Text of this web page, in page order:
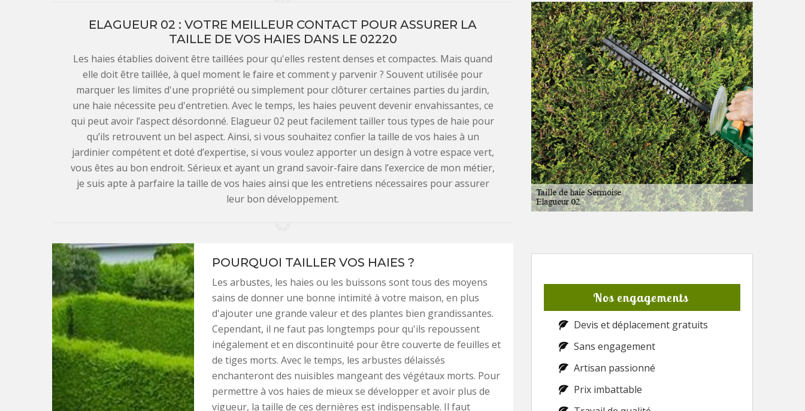
ELAGUEUR 02 : VOTRE MEILLEUR CONTACT POUR ASSURER LA
TAILLE DE VOS HAIES DANS LE 02220
Les haies établies doivent être taillées pour qu'elles restent denses et compactes. Mais quand
elle doit être taillée, à quel moment le faire et comment y parvenir ? Souvent utilisée pour
marquer les limites d'une propriété ou simplement pour clôturer certaines parties du jardin,
une haie nécessite peu d'entretien. Avec le temps, les haies peuvent devenir envahissantes, ce
qui peut avoir l’aspect désordonné. Elagueur 02 peut facilement tailler tous types de haie pour
qu’ils retrouvent un bel aspect. Ainsi, si vous souhaitez confier la taille de vos haies à un
jardinier compétent et doté d’expertise, si vous voulez apporter un design à votre espace vert,
vous êtes au bon endroit. Sérieux et ayant un grand savoir-faire dans l’exercice de mon métier,
je suis apte à parfaire la taille de vos haies ainsi que les entretiens nécessaires pour assurer
leur bon développement.
POURQUOI TAILLER VOS HAIES ?
Les arbustes, les haies ou les buissons sont tous des moyens
sains de donner une bonne intimité à votre maison, en plus
d'ajouter une grande valeur et des plantes bien grandissantes.
Cependant, il ne faut pas longtemps pour qu'ils repoussent
inégalement et en discontinuité pour être couverte de feuilles et
de tiges morts. Avec le temps, les arbustes délaissés
enchanteront des nuisibles mangeant des végétaux morts. Pour
permettre à vos haies de mieux se développer et avoir plus de
vigueur, la taille de ces dernières est indispensable. Il faut
Nos engagements
Devis et déplacement gratuits
Sans engagement
Artisan passionné
Prix imbattable